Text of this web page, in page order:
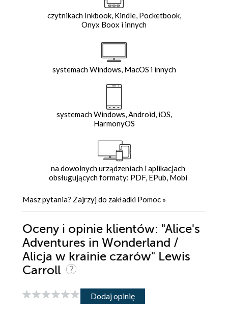
czytnikach Inkbook, Kindle, Pocketbook,
Onyx Boox i innych
systemach Windows, MacOS i innych
systemach Windows, Android, iOS,
HarmonyOS
na dowolnych urządzeniach i aplikacjach
obsługujących formaty: PDF, EPub, Mobi
Masz pytania? Zajrzyj do zakładki Pomoc »
Oceny i opinie klientów: "Alice's
Adventures in Wonderland /
Alicja w krainie czarów" Lewis
Carroll
Dodaj opinię